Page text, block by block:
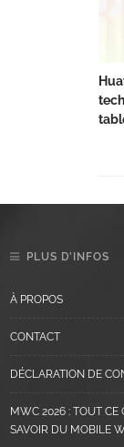
PLUS D’INFOS
À PROPOS
CONTACT
DÉCLARATION DE
MWC 2026 : TOUT CE
SAVOIR DU MOBILE